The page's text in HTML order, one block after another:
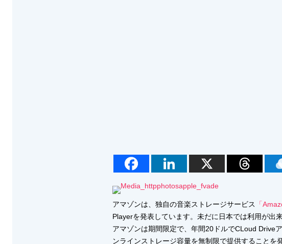
アマゾンは、独自の音楽ストレージサービス 「
Playerを発表しています。未だに日本では利用が出
アマゾンは期間限定で、年間20ドルでCLoud Drive
ンラインストレージ容量を無制限で提供することを